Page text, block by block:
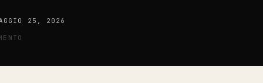
niente RCE , niente memory corruption sfruttabile, niente che
25, 2026